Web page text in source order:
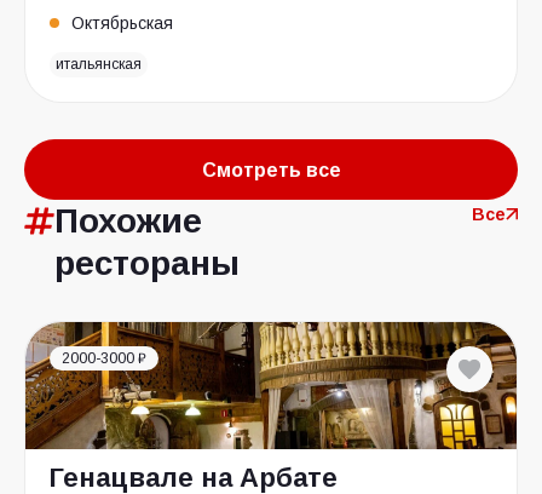
Октябрьская
итальянская
Смотреть все
Похожие
рестораны
Все
2000-3000 ₽
Генацвале на Арбате